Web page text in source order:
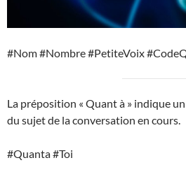
#Nom #Nombre #PetiteVoix
La préposition « Quant à » indique
du sujet de la conversation en cours.
#Quanta #Toi